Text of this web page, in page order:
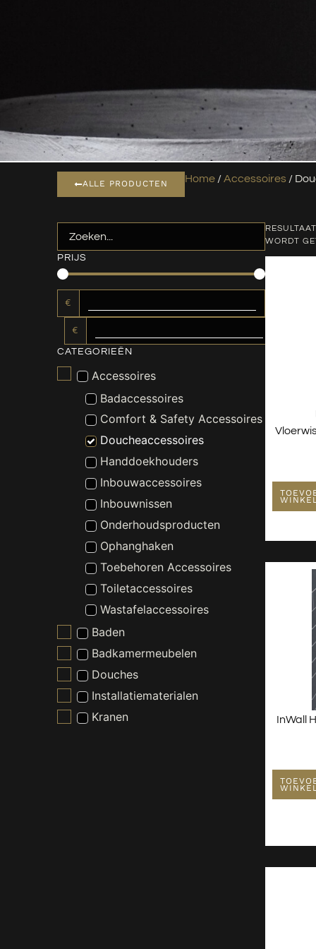
ALLE PRODUCTEN Home/Accessoires /
PRIJS
€
€
CATEGORIEËN
Accessoires
Badaccessoires
Comfort & Safety Accessoires
Doucheaccessoires
Handdoekhouders
Inbouwaccessoires
Inbouwnissen
Onderhoudsproducten
Ophanghaken
Toebehoren Accessoires
Toiletaccessoires
Wastafelaccessoires
Baden
Badkamermeubelen
Douches
Installatiematerialen
Kranen
WORDT
InWall